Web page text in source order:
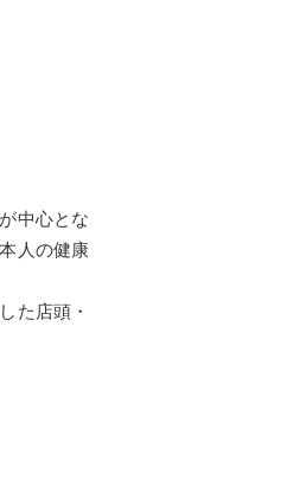
中心とな
人の健康
た店頭・